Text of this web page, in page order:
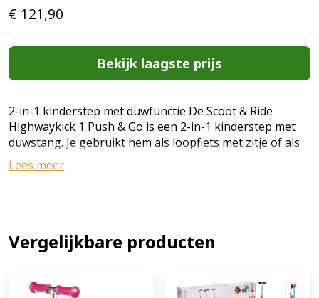
€ 121,90
Bekijk laagste prijs
2-in-1 kinderstep met duwfunctie De Scoot & Ride
Highwaykick 1 Push & Go is een 2-in-1 kinderstep met
duwstang. Je gebruikt hem als loopfiets met zitje of als
kinderstep met 3 wielen. Ombouwen zonder
gereedschap De Highwaykick 1 Push & Go kan zonder
voetsteunen. Ontworpen om alleen door volwassenen
te worden geduwd wanneer de duwfunctie gebruikt
kinderen van 1 tot 5 jaar. Geschikt voor een
Lees meer
Vergelijkbare producten